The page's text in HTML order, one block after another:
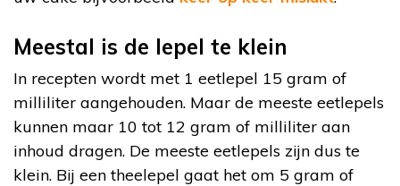
Meestal is de lepel te klein
In recepten wordt met 1 eetlepel 15 gram of
milliliter aangehouden. Maar de meeste eetlepels
kunnen maar 10 tot 12 gram of milliliter aan
inhoud dragen. De meeste eetlepels zijn dus te
klein. Bij een theelepel gaat het om 5 gram of